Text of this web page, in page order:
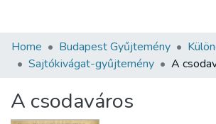
Communities & Collections
Statistics
Home Budapest Gyűjtemény
Sajtókivágat-gyűjtemény
A
A csodaváros